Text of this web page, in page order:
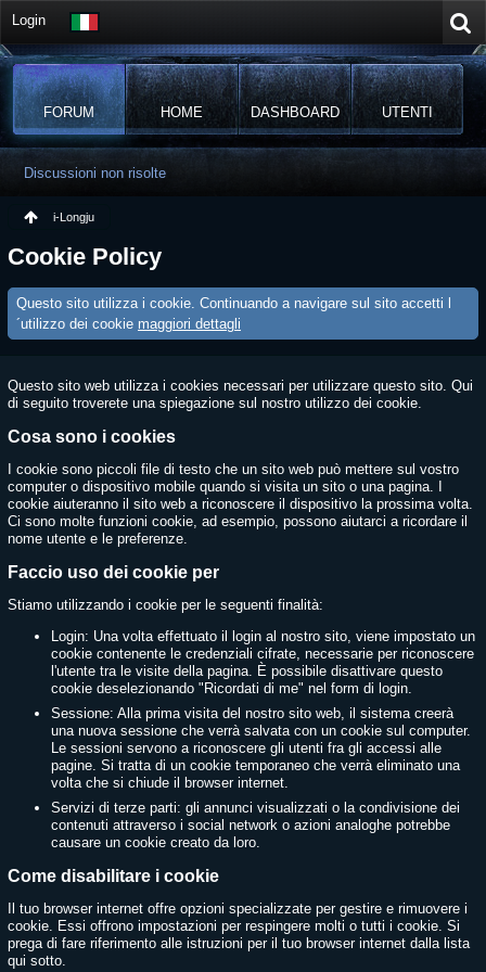
Login
FORUM HOME DASHBOARD UTENTI
Discussioni non risolte
i-Longju
Cookie Policy
Questo sito utilizza i cookie. Continuando a navigare sul sito accetti l
´utilizzo dei cookie maggiori dettagli
Questo sito web utilizza i cookies necessari per utilizzare questo sito. Qui
di seguito troverete una spiegazione sul nostro utilizzo dei cookie.
Cosa sono i cookies
I cookie sono piccoli file di testo che un sito web può mettere sul vostro
computer o dispositivo mobile quando si visita un sito o una pagina. I
cookie aiuteranno il sito web a riconoscere il dispositivo la prossima volta.
Ci sono molte funzioni cookie, ad esempio, possono aiutarci a ricordare il
nome utente e le preferenze.
Faccio uso dei cookie per
Stiamo utilizzando i cookie per le seguenti finalità:
Login: Una volta effettuato il login al nostro sito, viene impostato un
cookie contenente le credenziali cifrate, necessarie per riconoscere
l'utente tra le visite della pagina. È possibile disattivare questo
cookie deselezionando "Ricordati di me" nel form di login.
Sessione: Alla prima visita del nostro sito web, il sistema creerà
una nuova sessione che verrà salvata con un cookie sul computer.
Le sessioni servono a riconoscere gli utenti fra gli accessi alle
pagine. Si tratta di un cookie temporaneo che verrà eliminato una
volta che si chiude il browser internet.
Servizi di terze parti: gli annunci visualizzati o la condivisione dei
contenuti attraverso i social network o azioni analoghe potrebbe
causare un cookie creato da loro.
Come disabilitare i cookie
Il tuo browser internet offre opzioni specializzate per gestire e rimuovere i
cookie. Essi offrono impostazioni per respingere molti o tutti i cookie. Si
prega di fare riferimento alle istruzioni per il tuo browser internet dalla lista
qui sotto.